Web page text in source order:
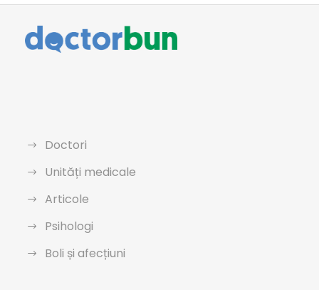
Doctori
Unități medicale
Articole
Psihologi
Boli și afecțiuni